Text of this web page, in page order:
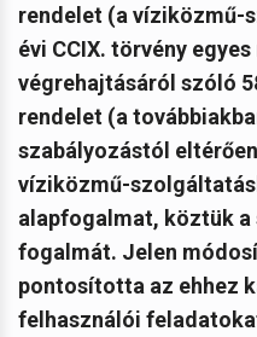
rendelet (a víziközmű-
évi CCIX. törvény
végrehajtásáról szóló
rendelet (a
szabályozástól
víziközmű-
alapfogalmat, köztük
fogalmát. Jelen
pontosította az ehhez
felhasználói